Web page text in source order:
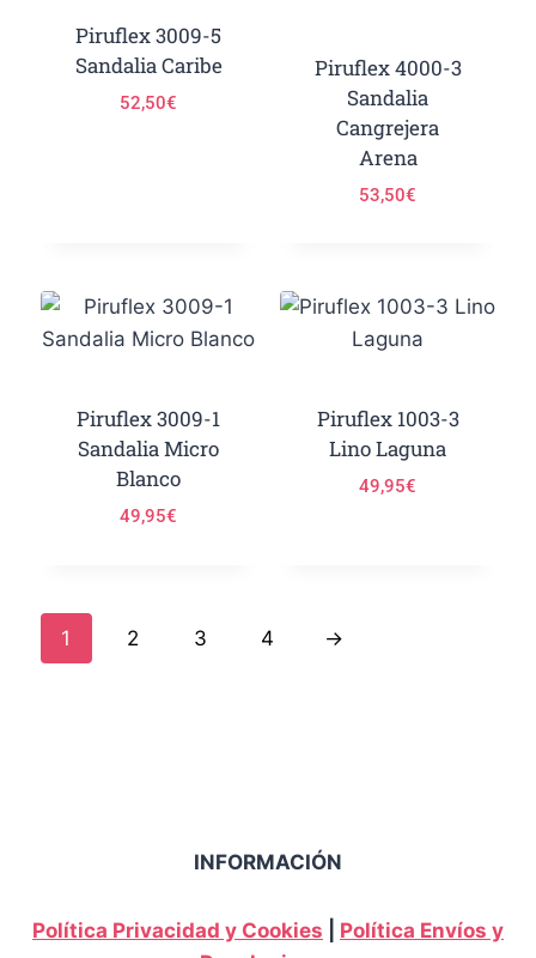
Piruflex 3009-5
Sandalia Caribe
52,50€
Piruflex 4000-3
Sandalia
Cangrejera
Arena
53,50€
Piruflex 3009-1
Sandalia Micro
Blanco
49,95€
Piruflex 1003-3
Lino Laguna
49,95€
1 2 3 4 →
INFORMACIÓN
Política Privacidad y Cookies
Política Envíos y